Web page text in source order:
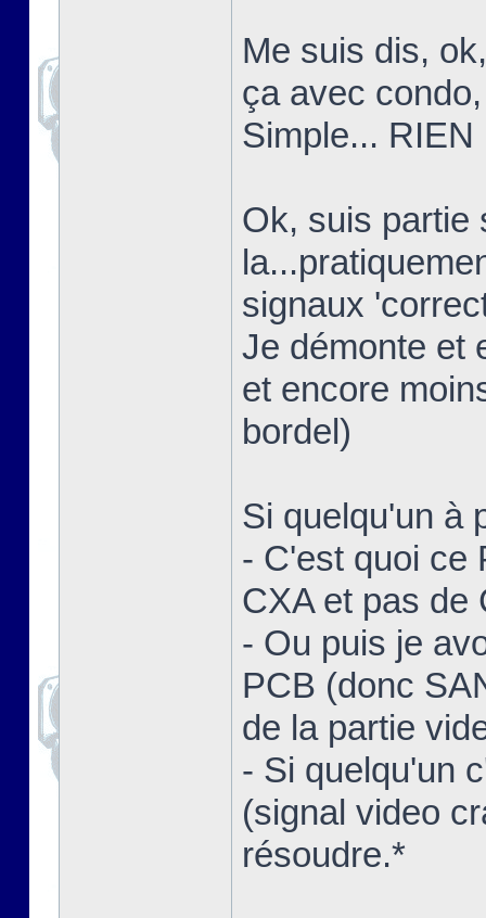
Me suis dis,
ça avec
Simple...
Ok, suis partie
signaux
Je démonte et
et encore
bordel)
Si quelqu'un à
- C'est quoi ce
CXA et pas de
- Ou puis je
PCB (donc
de la partie
- Si quelqu'un
(signal video
résoudre.*